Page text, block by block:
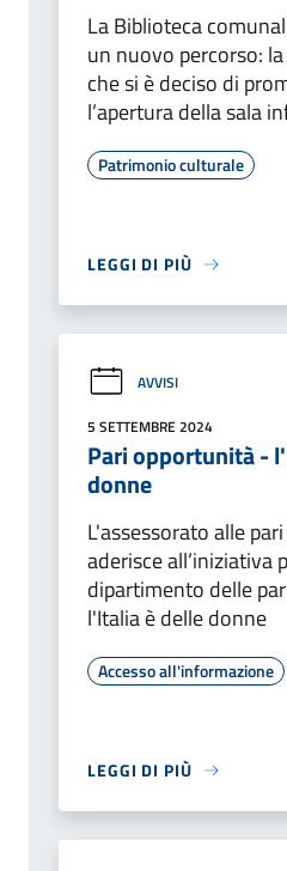
La Biblioteca
un nuovo percorso:
che si è deciso di
l’apertura della sala
Patrimonio culturale
LEGGI DI PIÙ
AVVISI
5 SETTEMBRE 2024
Pari opportunità -
donne
L'assessorato alle
aderisce all’iniziativa
dipartimento delle
l'Italia è delle donne
Accesso all'informazione
LEGGI DI PIÙ